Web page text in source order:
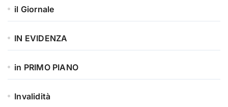
il Giornale
IN EVIDENZA
in PRIMO PIANO
Invalidità